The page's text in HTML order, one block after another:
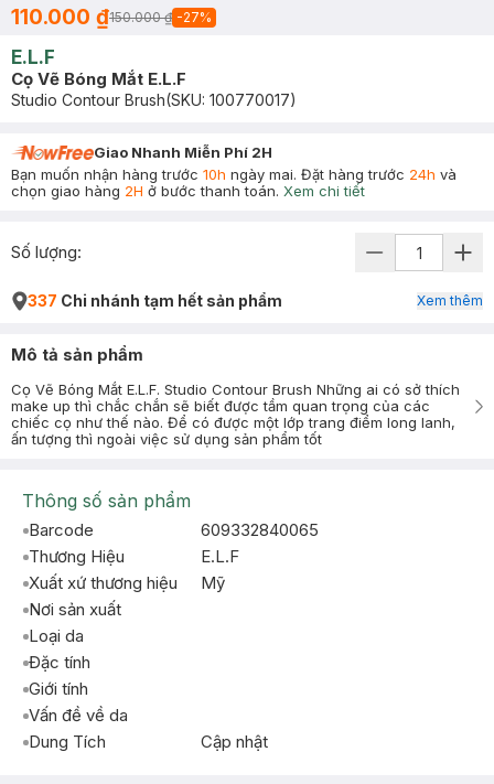
110.000 ₫150.000 ₫ -27%
E.L.F
Cọ Vẽ Bóng Mắt E.L.F
Studio Contour Brush(SKU: 100770017)
Giao Nhanh Miễn Phí 2H
Bạn muốn nhận hàng trước 10h ngày mai. Đặt hàng trước 24h và
chọn giao hàng 2H ở bước thanh toán. Xem chi tiết
Số lượng:
337 Chi nhánh tạm hết sản phẩm Xem thêm
Mô tả sản phẩm
Cọ Vẽ Bóng Mắt E.L.F. Studio Contour Brush Những ai có sở thích
make up thì chắc chắn sẽ biết được tầm quan trọng của các
chiếc cọ như thế nào. Để có được một lớp trang điểm long lanh,
ấn tượng thì ngoài việc sử dụng sản phẩm tốt
Thông số sản phẩm
Barcode
609332840065
Thương Hiệu
E.L.F
Xuất xứ thương hiệu
Mỹ
Nơi sản xuất
Loại da
Đặc tính
Giới tính
Vấn đề về da
Dung Tích
Cập nhật